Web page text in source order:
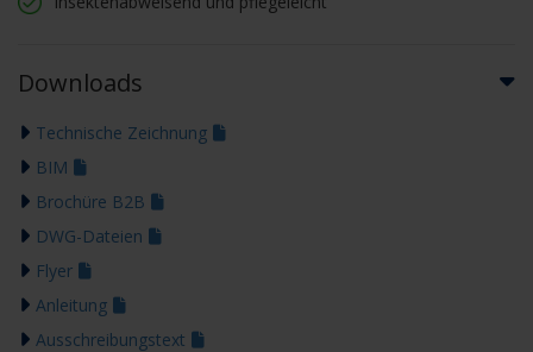
Downloads
Technische Zeichnung
BIM
Brochüre B2B
DWG-Dateien
Flyer
Anleitung
Ausschreibungstext